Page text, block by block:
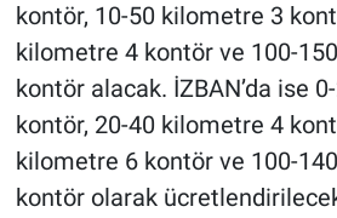
kontör, 10-50 kilometre 3
kilometre 4 kontör ve 100-
kontör alacak. İZBAN’da ise
kontör, 20-40 kilometre 4
kilometre 6 kontör ve 100-
kontör olarak